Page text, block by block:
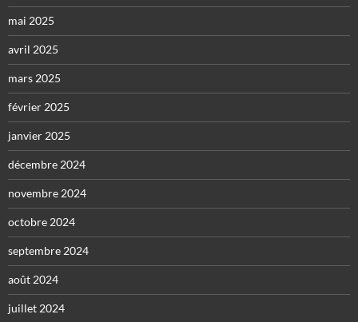
mai 2025
avril 2025
mars 2025
février 2025
janvier 2025
décembre 2024
novembre 2024
octobre 2024
septembre 2024
août 2024
juillet 2024